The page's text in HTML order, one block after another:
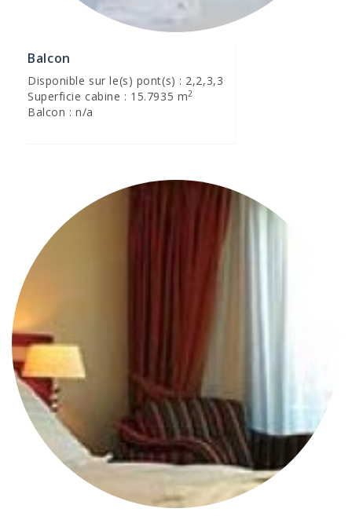
Balcon
Disponible sur le(s) pont(s) : 2,2,3,3
Superficie cabine : 15.7935 m2
Balcon : n/a